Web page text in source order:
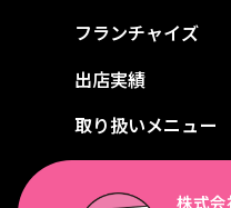
フランチャイズ
出店実績
取り扱いメニュー
株式会